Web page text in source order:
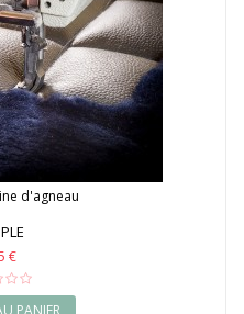
d'agneau
€
PANIER